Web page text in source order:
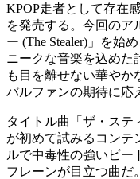
KPOP走者として存在
を発売する。今回のア
ー (The Stealer)」を始
ニークな音楽を込めた
も目を離せない華やか
バルファンの期待に応
タイトル曲「ザ・ステ
が初めて試みるコンテ
ルで中毒性の強いビー
フレーンが目立つ曲だ